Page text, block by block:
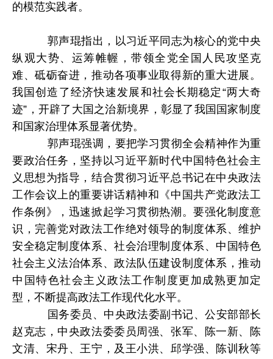
的模范实践者。
郭声琨指出，以习近平同志为核心的党中央
纵观大势、运筹帷幄，带领全党全国人民攻坚克
难、砥砺奋进，推动各项事业取得新的重大进展。
我国创造了经济快速发展和社会长期稳定“两大奇
迹”，开辟了大国之治新境界，彰显了我国国家制度
和国家治理体系显著优势。
郭声琨强调，要把学习贯彻全会精神作为重
要政治任务，坚持以习近平新时代中国特色社会主
义思想为指导，结合贯彻习近平总书记在中央政法
工作会议上的重要讲话精神和《中国共产党政法工
作条例》，迅速掀起学习贯彻热潮。要强化制度意
识，完善党对政法工作绝对领导的制度体系、维护
安全稳定制度体系、社会治理制度体系、中国特色
社会主义法治体系、政法队伍建设制度体系，推动
中国特色社会主义政法工作制度更加成熟更加定
型，不断提高政法工作现代化水平。
国务委员、中央政法委副书记、公安部部长
赵克志，中央政法委委员周强、张军、陈一新、陈
文清、宋丹、王宁，及王小洪、邱学强、陈训秋等